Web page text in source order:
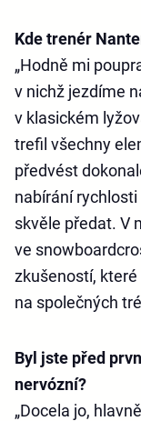
Kde trenér
„Hodně mi
v nichž jezdíme
v klasickém
trefil všechny
předvést
nabírání
skvěle předat. V
ve
zkušeností,
na společných
Byl jste před
nervózní?
„Docela jo,